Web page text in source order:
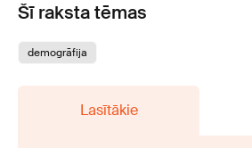
Šī raksta tēmas
demogrāfija
Lasītākie